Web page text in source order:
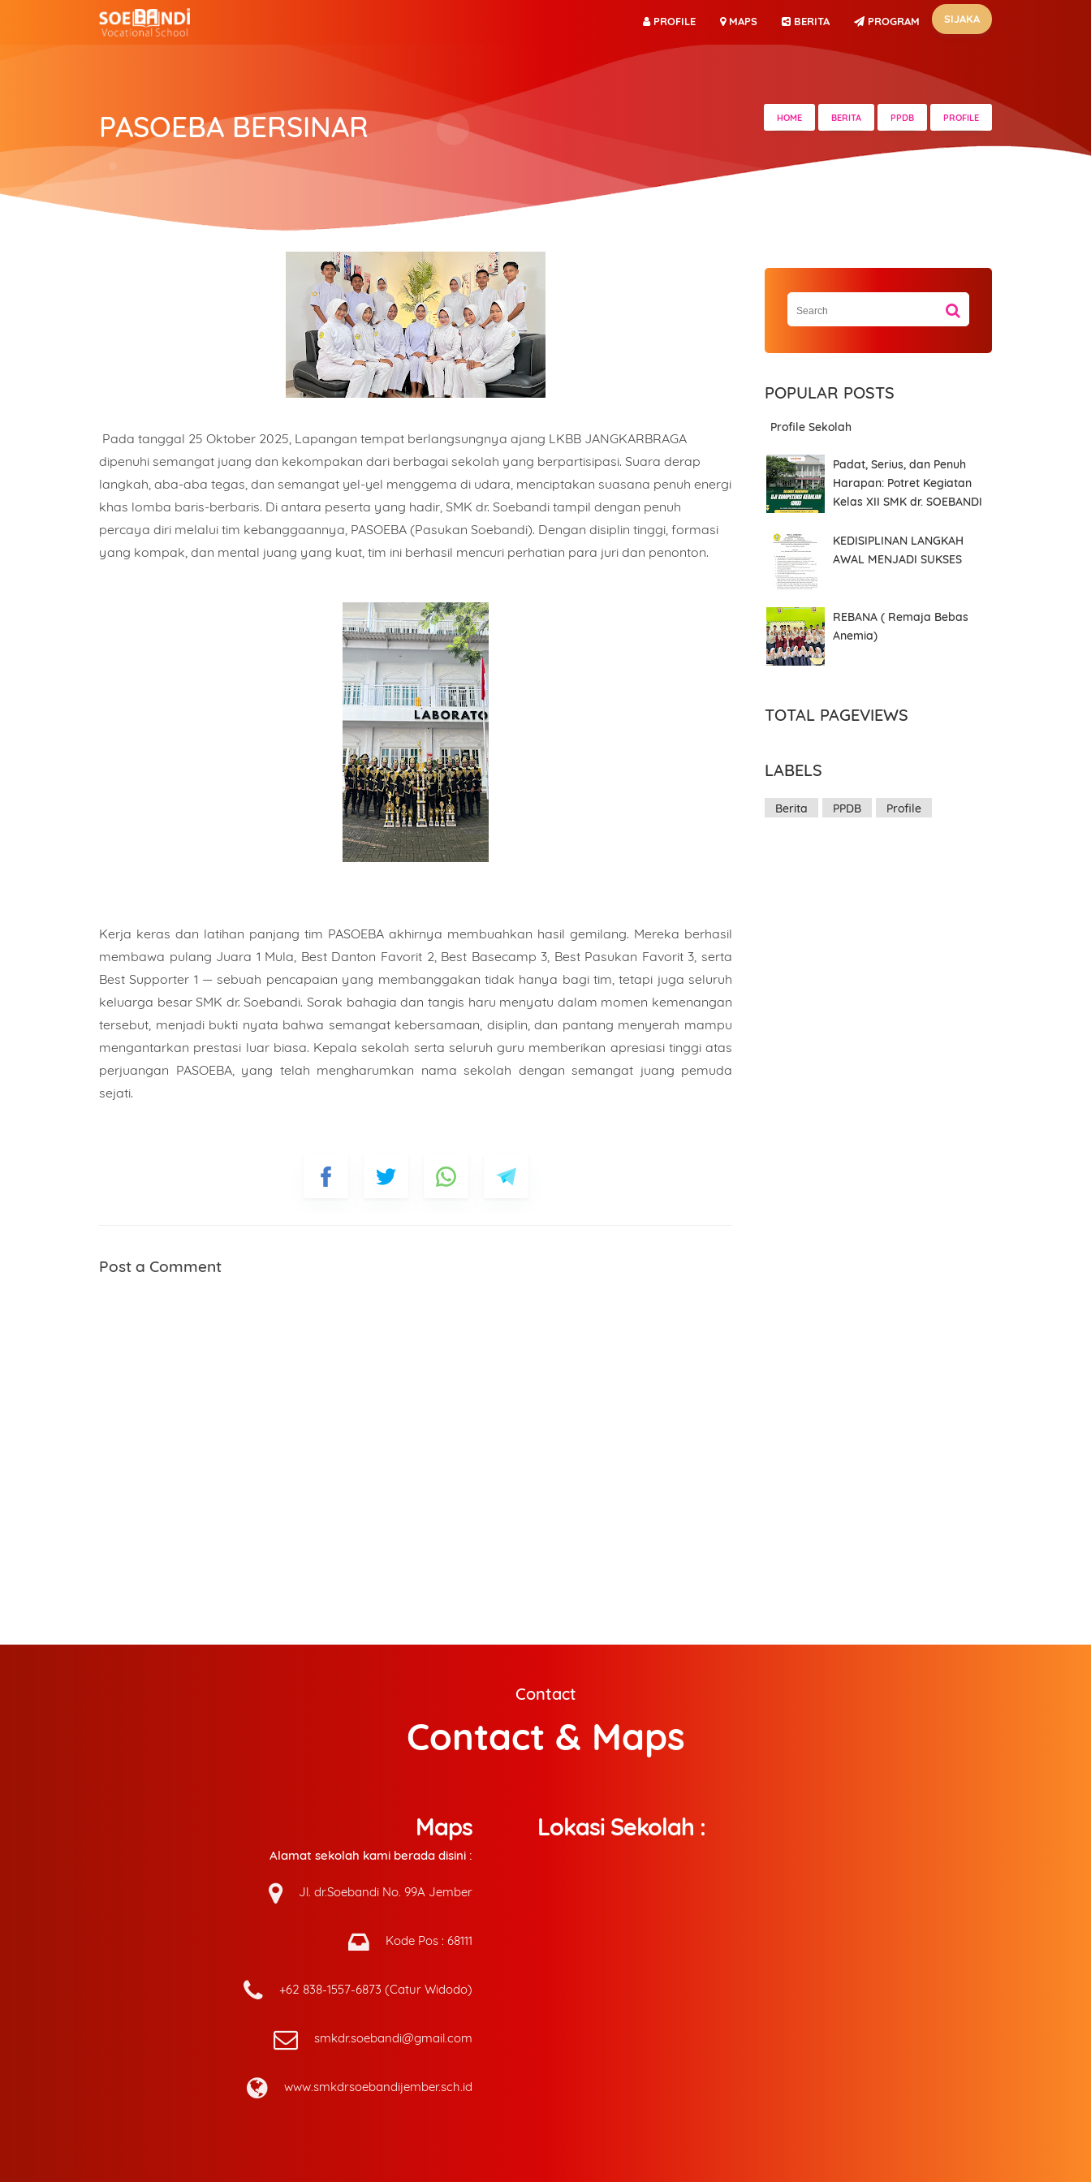
SIJAKA
PROFILE MAPS BERITA PROGRAM
PASOEBA BERSINAR HOME BERITA PPDB PROFILE
Pada tanggal 25 Oktober 2025, Lapangan tempat berlangsungnya ajang LKBB JANGKARBRAGA
dipenuhi semangat juang dan kekompakan dari berbagai sekolah yang berpartisipasi. Suara derap
langkah, aba-aba tegas, dan semangat yel-yel menggema di udara, menciptakan suasana penuh energi
khas lomba baris-berbaris. Di antara peserta yang hadir, SMK dr. Soebandi tampil dengan penuh
percaya diri melalui tim kebanggaannya, PASOEBA (Pasukan Soebandi). Dengan disiplin tinggi, formasi
yang kompak, dan mental juang yang kuat, tim ini berhasil mencuri perhatian para juri dan penonton.
Kerja keras dan latihan panjang tim PASOEBA akhirnya membuahkan hasil gemilang. Mereka berhasil
membawa pulang Juara 1 Mula, Best Danton Favorit 2, Best Basecamp 3, Best Pasukan Favorit 3, serta
Best Supporter 1 — sebuah pencapaian yang membanggakan tidak hanya bagi tim, tetapi juga seluruh
keluarga besar SMK dr. Soebandi. Sorak bahagia dan tangis haru menyatu dalam momen kemenangan
tersebut, menjadi bukti nyata bahwa semangat kebersamaan, disiplin, dan pantang menyerah mampu
mengantarkan prestasi luar biasa. Kepala sekolah serta seluruh guru memberikan apresiasi tinggi atas
perjuangan PASOEBA, yang telah mengharumkan nama sekolah dengan semangat juang pemuda
sejati.
Post a Comment
POPULAR POSTS
Profile Sekolah
Padat, Serius, dan Penuh
Harapan: Potret Kegiatan
Kelas XII SMK dr. SOEBANDI
KEDISIPLINAN LANGKAH
AWAL MENJADI SUKSES
REBANA ( Remaja Bebas
Anemia)
TOTAL PAGEVIEWS
LABELS
Berita PPDB Profile
Contact
Contact & Maps
Maps
Alamat sekolah kami berada disini :
Jl. dr.Soebandi No. 99A Jember
Kode Pos : 68111
+62 838-1557-6873 (Catur Widodo)
smkdr.soebandi@gmail.com
www.smkdrsoebandijember.sch.id
Lokasi Sekolah :